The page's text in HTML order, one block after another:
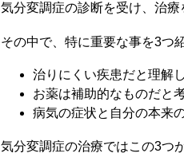
気分変調症の診断を受け、治療
その中で、特に重要な事を3つ
治りにくい疾患だと理解
お薬は補助的なものだと
病気の症状と自分の本来
気分変調症の治療ではこの3つ